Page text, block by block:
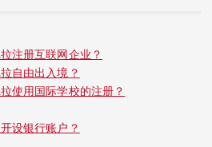
注册互联网企业？
自由出入境？
使用国际学校的注册？
设银行账户？